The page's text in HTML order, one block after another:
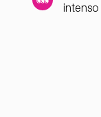
intenso